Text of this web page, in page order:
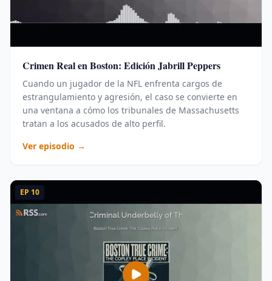
Crimen Real en Boston: Edición Jabrill Peppers
Cuando un jugador de la NFL enfrenta cargos de
estrangulamiento y agresión, el caso se convierte en
una ventana a cómo los tribunales de Massachusetts
tratan a los acusados de alto perfil.
Ver episodio →
EP 10